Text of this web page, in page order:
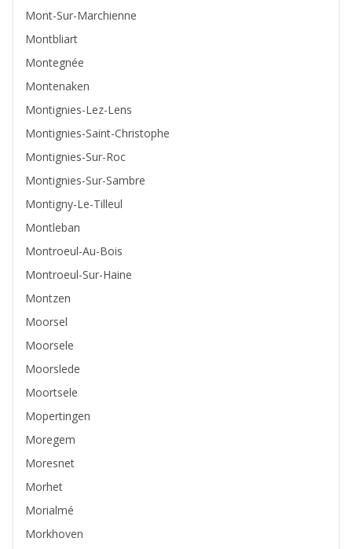
Mont-Sur-Marchienne
Montbliart
Montegnée
Montenaken
Montignies-Lez-Lens
Montignies-Saint-Christophe
Montignies-Sur-Roc
Montignies-Sur-Sambre
Montigny-Le-Tilleul
Montleban
Montroeul-Au-Bois
Montroeul-Sur-Haine
Montzen
Moorsel
Moorsele
Moorslede
Moortsele
Mopertingen
Moregem
Moresnet
Morhet
Morialmé
Morkhoven